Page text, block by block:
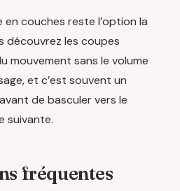
en couches reste l’option la
découvrez les coupes
mouvement sans le volume
et c’est souvent un
de basculer vers le
suivante.